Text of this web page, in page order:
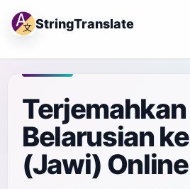
StringTranslate
Terjemahkan
Belarusian
(Jawi) Online